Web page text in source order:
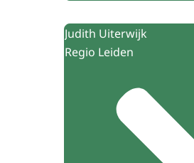
Judith Uiterwijk
Regio Leiden